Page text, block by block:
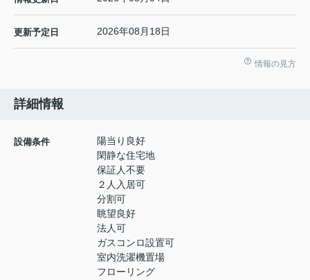
更新予定日 2026年08月18日
情報の見方
詳細情報
設備条件
陽当り良好
閑静な住宅地
保証人不要
２人入居可
分割可
眺望良好
法人可
ガスコンロ設置可
室内洗濯機置場
フローリング